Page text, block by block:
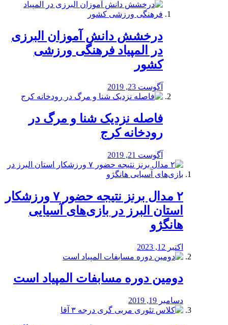
درخشش دانش آموزان البرزی
در المپیاد فرهنگی ورزشی
کشور
آگوست 23, 2019
️فاصله نزدیک شنا و مرگ در
رودخانه کرج
آگوست 21, 2019
۲ مدال برنز نتیجه حضور ۷ ورزشکار
استان البرز در بازی‌های آسیایی
هانگژو
اکتبر 12, 2023
دومین دوره مسابفات المپیاد است
دسامبر 19, 2019